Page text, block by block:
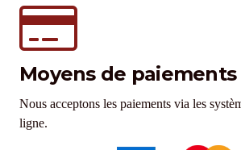
Moyens de paiements
Nous acceptons les paiements via les
ligne.